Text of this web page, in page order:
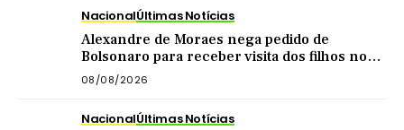
NacionalÚltimas Notícias
Alexandre de Moraes nega pedido de
Bolsonaro para receber visita dos filhos no
dia dos pais
08/08/2026
NacionalÚltimas Notícias